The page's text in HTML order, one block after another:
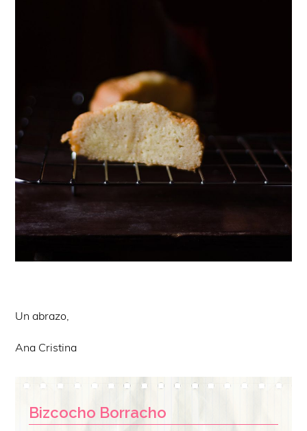
Un abrazo,
Ana Cristina
Bizcocho Borracho